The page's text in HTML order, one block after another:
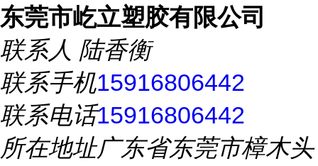
东莞市屹立塑胶有限公司
联系人 陆香衡
联系手机15916806442
联系电话15916806442
所在地址广东省东莞市樟木头